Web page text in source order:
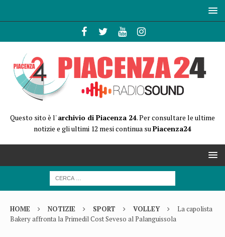
Questo sito è l'archivio di Piacenza 24. Per consultare le ultime
notizie e gli ultimi 12 mesi continua suPiacenza24
HOME NOTIZIE SPORT VOLLEY
La capolista
Bakery affronta la Primedil Cost Seveso al Palanguissola